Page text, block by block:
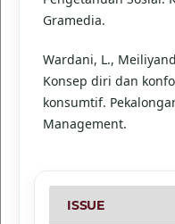
Gramedia.
Wardani, L.,
Konsep diri dan
konsumtif.
Management.
ISSUE